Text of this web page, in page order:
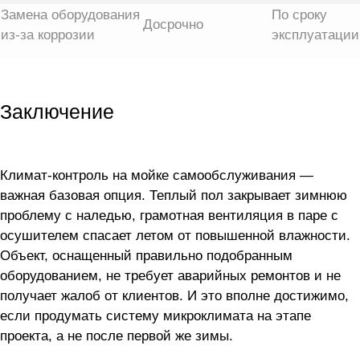
Замена оборудования
из-за коррозии
Досрочно
По сроку
эксплуатации
Заключение
Климат-контроль на мойке самообслуживания —
важная базовая опция. Теплый пол закрывает зимнюю
проблему с наледью, грамотная вентиляция в паре с
осушителем спасает летом от повышенной влажности.
Объект, оснащенный правильно подобранным
оборудованием, не требует аварийных ремонтов и не
получает жалоб от клиентов. И это вполне достижимо,
если продумать систему микроклимата на этапе
проекта, а не после первой же зимы.